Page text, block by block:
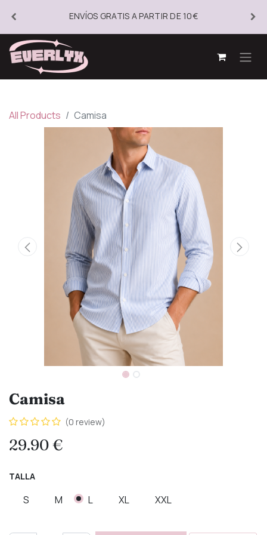
ENVÍOS GRATIS A PARTIR DE 10€
All Products Camisa
Camisa
(0 review)
29.90€
TALLA
S M L XL XXL